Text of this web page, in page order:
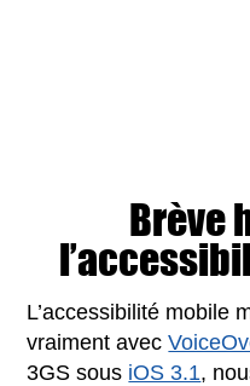
Brève
L’accessibilité mobile
vraiment avec
3GS sous iOS 3.1,